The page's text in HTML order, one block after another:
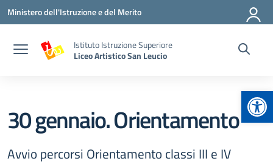
Vai ai contenuti
Vai al menu di navigazione
Vai al footer
Ministero dell'Istruzione e del Merito
Istituto Istruzione Superiore
Liceo Artistico San Leucio
30 gennaio. Orientamento
Avvio percorsi Orientamento classi III e IV